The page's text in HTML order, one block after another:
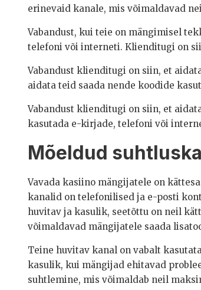
erinevaid kanale, mis võimaldavad
Vabandust, kui teie on mängimisel
telefoni või interneti. Klienditugi on
Vabandust klienditugi on siin, et
aidata teid saada nende koodide
Vabandust klienditugi on siin, et
kasutada e-kirjade, telefoni või
Mõeldud
Vavada kasiino mängijatele on
kanalid on telefonilised ja e-posti
huvitav ja kasulik, seetõttu on neil
võimaldavad mängijatele saada
Teine huvitav kanal on vabalt
kasulik, kui mängijad ehitavad
suhtlemine, mis võimaldab neil